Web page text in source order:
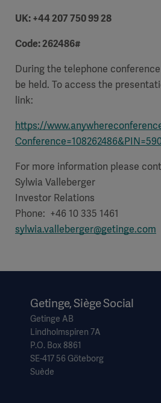
UK: +44 207 750 99 28
Code: 262486#
During the telephone
be held. To access the
link:
https://
For more information please
Sylwia Valleberger
Investor Relations
Phone: +46 10 335 1461
sylwia.valleberger@getinge.com
Getinge, Siège Social
Getinge AB
Lindholmspiren 7A
P.O. Box 8861
SE-417 56 Göteborg
Suède